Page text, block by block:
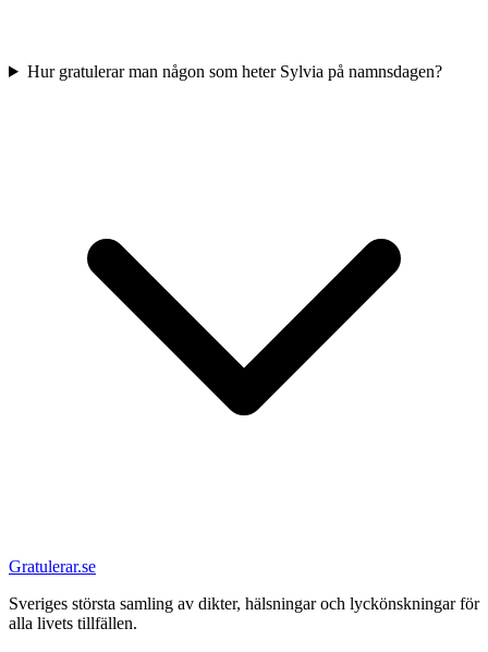
Hur gratulerar man någon som heter Sylvia på namnsdagen?
Gratulerar.se
Sveriges största samling av dikter, hälsningar och lyckönskningar för
alla livets tillfällen.